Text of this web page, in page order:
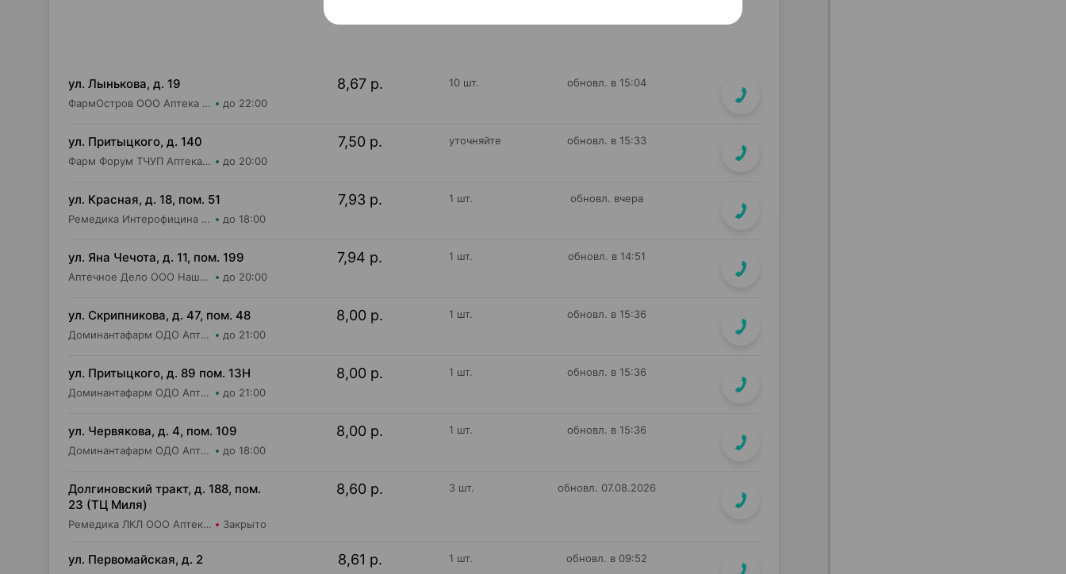
ул. Лынькова, д. 19
ФармОстров ООО Аптека №7 на Лынькова до 22:00
8,67 р. 10 шт. обновл. в 15:04
ул. Притыцкого, д. 140
Фарм Форум ТЧУП Аптека №2 до 20:00
7,50 р. уточняйте обновл. в 15:33
ул. Красная, д. 18, пом. 51
Ремедика Интерофицина Плюс ООО Аптека №26 до 18:00
7,93 р. 1 шт. обновл. вчера
ул. Яна Чечота, д. 11, пом. 199
Аптечное Дело ООО Наша Аптека №1 до 20:00
7,94 р. 1 шт. обновл. в 14:51
ул. Скрипникова, д. 47, пом. 48
Доминантафарм ОДО Аптека №33 до 21:00
8,00 р. 1 шт. обновл. в 15:36
ул. Притыцкого, д. 89 пом. 13Н
Доминантафарм ОДО Аптека №1 до 21:00
8,00 р. 1 шт. обновл. в 15:36
ул. Червякова, д. 4, пом. 109
Доминантафарм ОДО Аптека №3 до 18:00
8,00 р. 1 шт. обновл. в 15:36
Долгиновский тракт, д. 188, пом.
23 (ТЦ Миля)
Ремедика ЛКЛ ООО Аптека №25 Закрыто
8,60 р. 3 шт. обновл. 07.08.2026
ул. Первомайская, д. 2 8,61 р. 1 шт. обновл. в 09:52